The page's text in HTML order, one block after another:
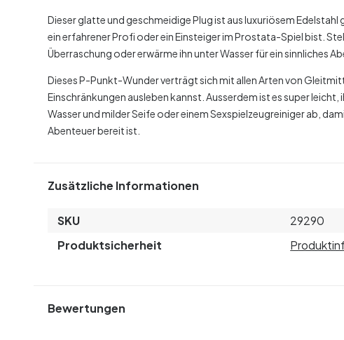
Dieser glatte und geschmeidige Plug ist aus luxuriösem
ein erfahrener Profi oder ein Einsteiger im Prostata-Spiel bist.
Überraschung oder erwärme ihn unter Wasser für ein sinnliches
Dieses P-Punkt-Wunder verträgt sich mit allen Arten von
Einschränkungen ausleben kannst. Ausserdem ist es super
Wasser und milder Seife oder einem Sexspielzeugreiniger ab,
Abenteuer bereit ist.
Zusätzliche Informationen
SKU
29290
Produktsicherheit
Bewertungen